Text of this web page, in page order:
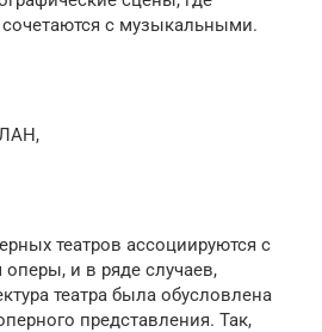
с музыкальными.
театров ассоциируются с
и в ряде случаев,
театра была обусловлена
представления. Так,